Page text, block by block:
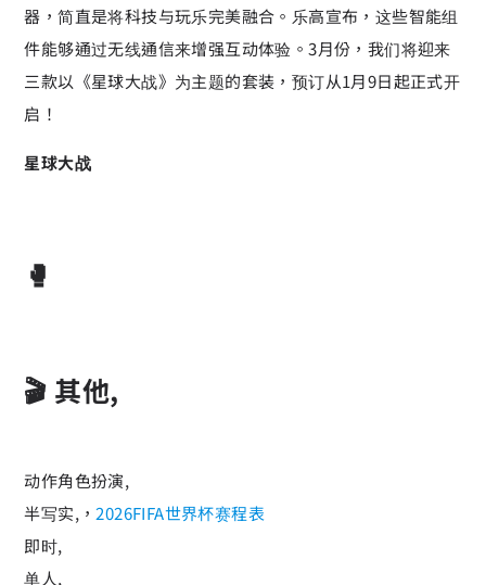
器，简直是将科技与玩乐完美融合。乐高宣布，这些智能组
件能够通过无线通信来增强互动体验。3月份，我们将迎来
三款以《星球大战》为主题的套装，预订从1月9日起正式开
启！
星球大战
🥊
🎬 其他,
动作角色扮演,
半写实,，2026FIFA世界杯赛程表
即时,
单人,